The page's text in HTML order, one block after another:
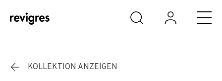
Zum Hauptinhalt springen
KOLLEKTION ANZEIGEN